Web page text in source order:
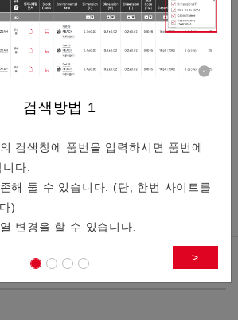
검색방법 1
검색창에 품번을 입력하시면 품번에
다.
해 둘 수 있습니다. (단, 한번 사이트를
)
변경을 할 수 있습니다.
>
【차재 시장의 기술 트렌드】커넥터…
영상으로 소개합니다.